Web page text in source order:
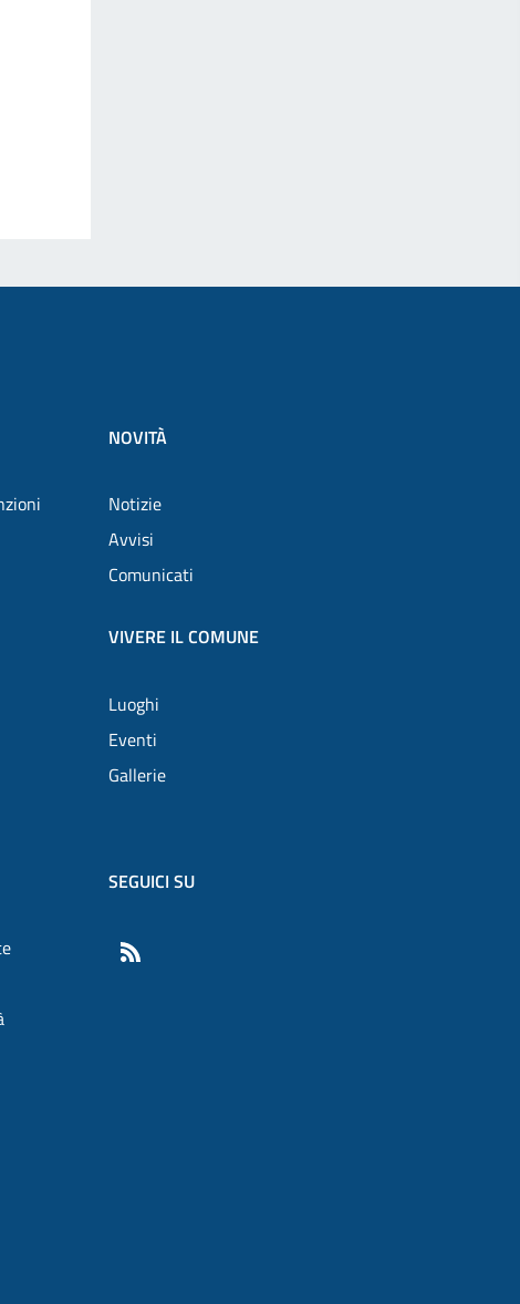
NOVITÀ
Notizie
Avvisi
Comunicati
VIVERE IL COMUNE
Luoghi
Eventi
Gallerie
SEGUICI SU